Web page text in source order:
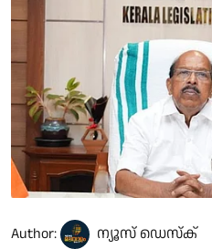
Author: ന്യൂസ് ഡെസ്ക്